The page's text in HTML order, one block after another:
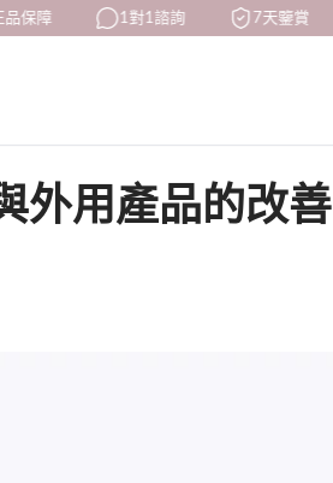
障 1對1諮詢 7天鑒賞
外用產品的改善